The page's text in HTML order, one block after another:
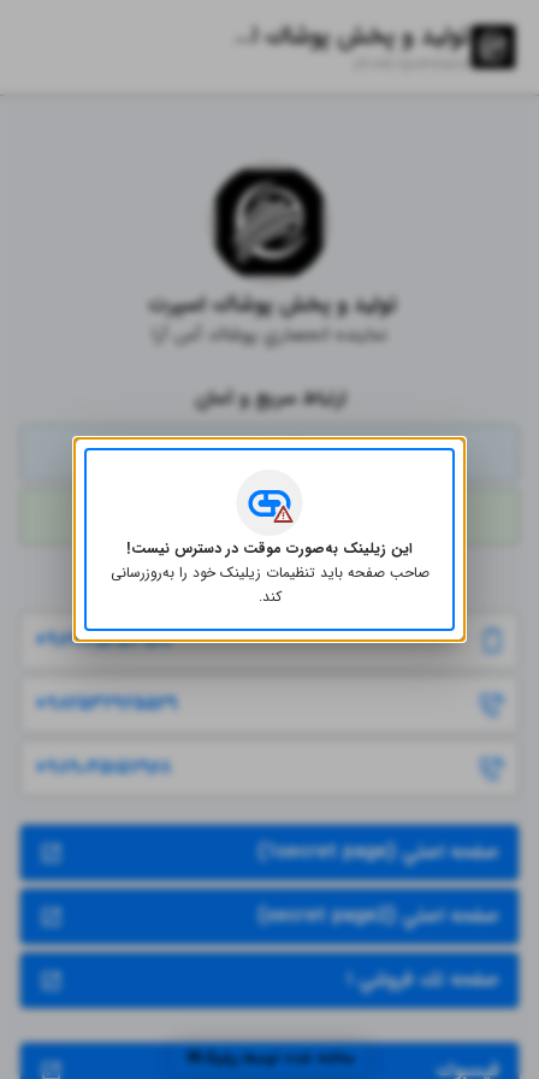
توليد و پخش پوشاك اسپرت
sportsland
توليد و پخش پوشاك اسپرت
نماينده انحصاري پوشاك آس آرا
ارتباط سریع و آسان
تلگرام
واتساپ
تماس با ما
+۹۸۹۱۲۵۲۵۷۹۶۸
+۹۸۲۵۳۲۹۲۵۵۲۹
+۹۸۹۰۴۵۱۵۷۹۶۸
صفحه اصلي (1secret page)
صفحه اصلي (secret page2)
صفحه تك فروشي ١
فيسبوك ساخته شده توسط
این زیلینک به‌صورت موقت در دسترس نیست!
صاحب صفحه باید تنظیمات زیلینک خود را به‌روز‌رسانی
کند.